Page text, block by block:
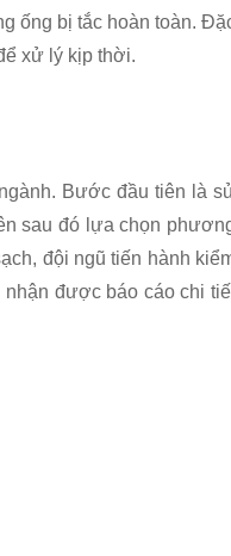
ống bị tắc hoàn toàn.
xử lý kịp thời.
Bước đầu tiên là
sau đó lựa chọn
đội ngũ tiến hành
nhận được báo cáo chi